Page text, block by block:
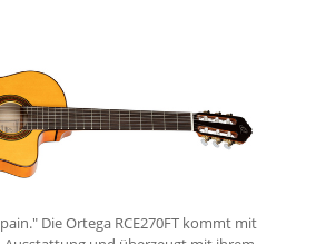
Die Ortega RCE270FT kommt mit